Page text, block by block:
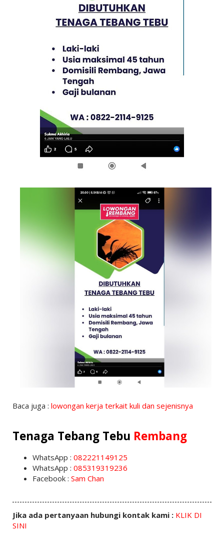
Baca juga : lowongan kerja terkait kuli dan sejenisnya
Tenaga Tebang Tebu Rembang
WhatsApp : 082221149125
WhatsApp : 085319319236
Facebook : Sam Chan
Jika ada pertanyaan hubungi kontak kami : KLIK DI
SINI